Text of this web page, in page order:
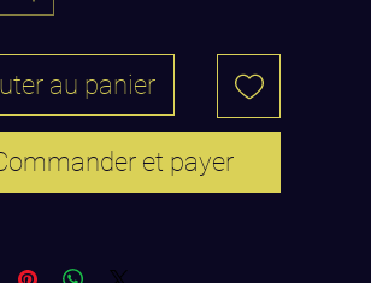
optimale : Spécialement
pour adhérer aux fibres de
créant une barrière
au panier
et payer